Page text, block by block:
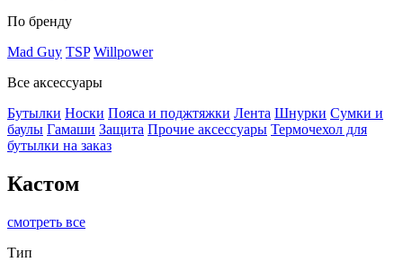
По бренду
Mad Guy TSP Willpower
Все аксессуары
Бутылки Носки Пояса и поджтяжки Лента Шнурки Сумки и
баулы Гамаши Защита Прочие аксессуары Термочехол для
бутылки на заказ
Кастом
смотреть все
Тип